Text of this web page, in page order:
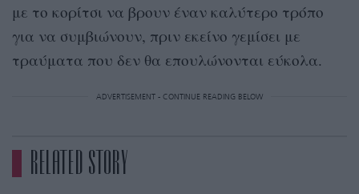
με το κορίτσι να βρουν έναν καλύτερο τρόπο
για να συμβιώνουν, πριν εκείνο γεμίσει με
τραύματα που δεν θα επουλώνονται εύκολα.
ADVERTISEMENT - CONTINUE READING BELOW
RELATED STORY